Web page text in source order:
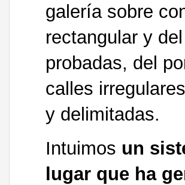
galería sobre
rectangular y
probadas, del
calles
y delimitadas.
Intuimos un
lugar que ha